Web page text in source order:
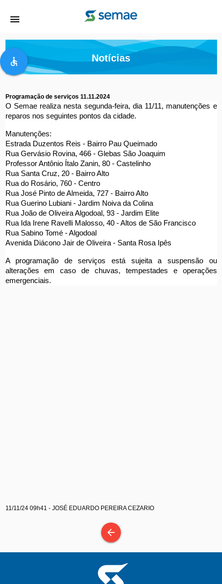
menu
accessible Notícias
Programação de serviços 11.11.2024
O Semae realiza nesta segunda-feira, dia 11/11, manutenções e
reparos nos seguintes pontos da cidade.
Manutenções:
Estrada Duzentos Reis - Bairro Pau Queimado
Rua Gervásio Rovina, 466 - Glebas São Joaquim
Professor Antônio Ítalo Zanin, 80 - Castelinho
Rua Santa Cruz, 20 - Bairro Alto
Rua do Rosário, 760 - Centro
Rua José Pinto de Almeida, 727 - Bairro Alto
Rua Guerino Lubiani - Jardim Noiva da Colina
Rua João de Oliveira Algodoal, 93 - Jardim Elite
Rua Ida Irene Ravelli Malosso, 40 - Altos de São Francisco
Rua Sabino Tomé - Algodoal
Avenida Diácono Jair de Oliveira - Santa Rosa Ipês
A programação de serviços está sujeita a suspensão ou
alterações em caso de chuvas, tempestades e operações
emergenciais.
11/11/24 09h41 - JOSÉ EDUARDO PEREIRA CEZARIO
arrow_back